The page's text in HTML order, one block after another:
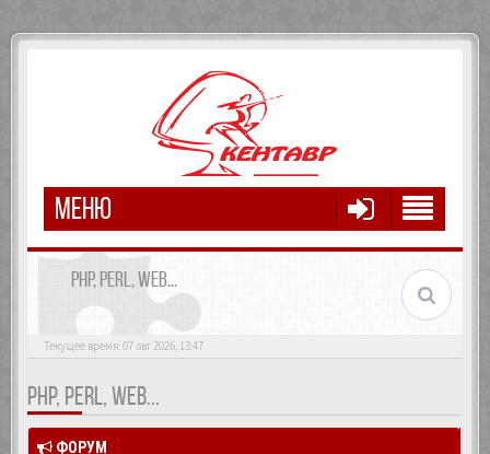
МЕНЮ
PHP, PERL, WEB...
Текущее время: 07 авг 2026, 13:47
PHP, PERL, WEB...
ФОРУМ